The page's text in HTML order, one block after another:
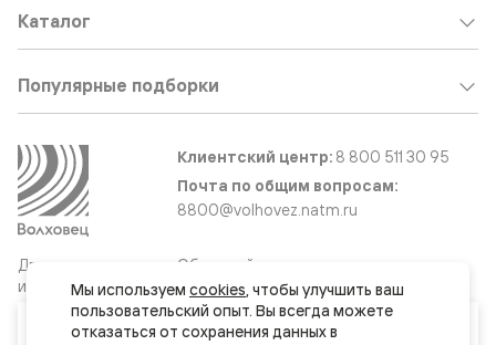
Ваш город
Двери
и интерьерные
решения
Каталог
Популярные подборки
Клиентский центр: 8 800 511 30 95
Почта по общим вопросам:
8800@volhovez.natm.ru
Обратный звонок
Мы используем cookies, чтобы улучшить ваш
пользовательский опыт. Вы всегда можете
отказаться от сохранения данных в